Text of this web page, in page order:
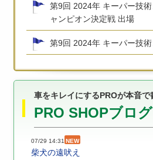
第9回 2024年 キーパー技
ャンピオン決定戦 出場
第9回 2024年 キーパー技
車をキレイにするPROが本音で
PRO SHOPブログ
07/29 14:31 NEW
柴犬の遠吠え